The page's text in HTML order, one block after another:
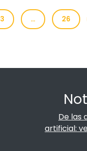
3 … 26
De las
artificial: